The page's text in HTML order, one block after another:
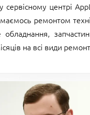
сервісному центрі
ремонтом
обладнання,
на всі види